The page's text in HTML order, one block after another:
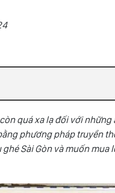
quá xa lạ đối với
phương pháp truyền
Sài Gòn và muốn